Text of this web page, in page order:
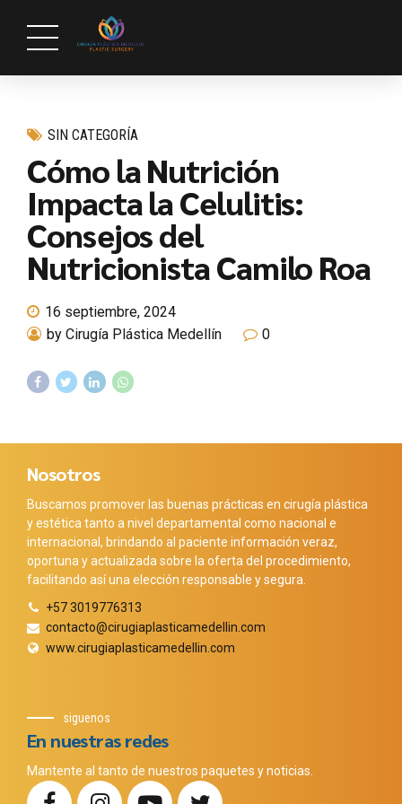
SIN CATEGORÍA
Cómo la Nutrición
Impacta la Celulitis:
Consejos del
Nutricionista Camilo Roa
16 septiembre, 2024
by Cirugía Plástica Medellín
0
Nosotros
Buscamos promover las buenas prácticas en cirugía plástica
y estética tanto a nivel departamental como nacional e
internacional, brindando al paciente información veraz,
oportuna y actualizada sobre la oferta del procedimiento,
facilitando así una elección responsable y segura.
+57 3019776313
contacto@cirugiaplasticamedellin.com
www.cirugiaplasticamedellin.com
siguenos
En nuestras redes
Mantente al tanto de nuestros paquetes y noticias.